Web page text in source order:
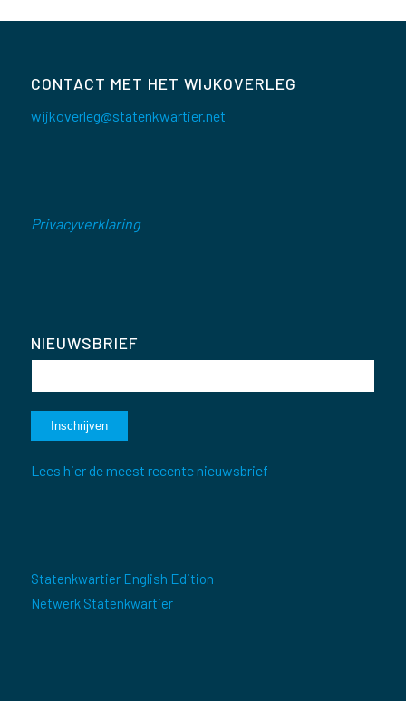
CONTACT MET HET WIJKOVERLEG
wijkoverleg@statenkwartier.net
Privacyverklaring
NIEUWSBRIEF
Lees hier de meest recente nieuwsbrief
Statenkwartier English Edition
Netwerk Statenkwartier